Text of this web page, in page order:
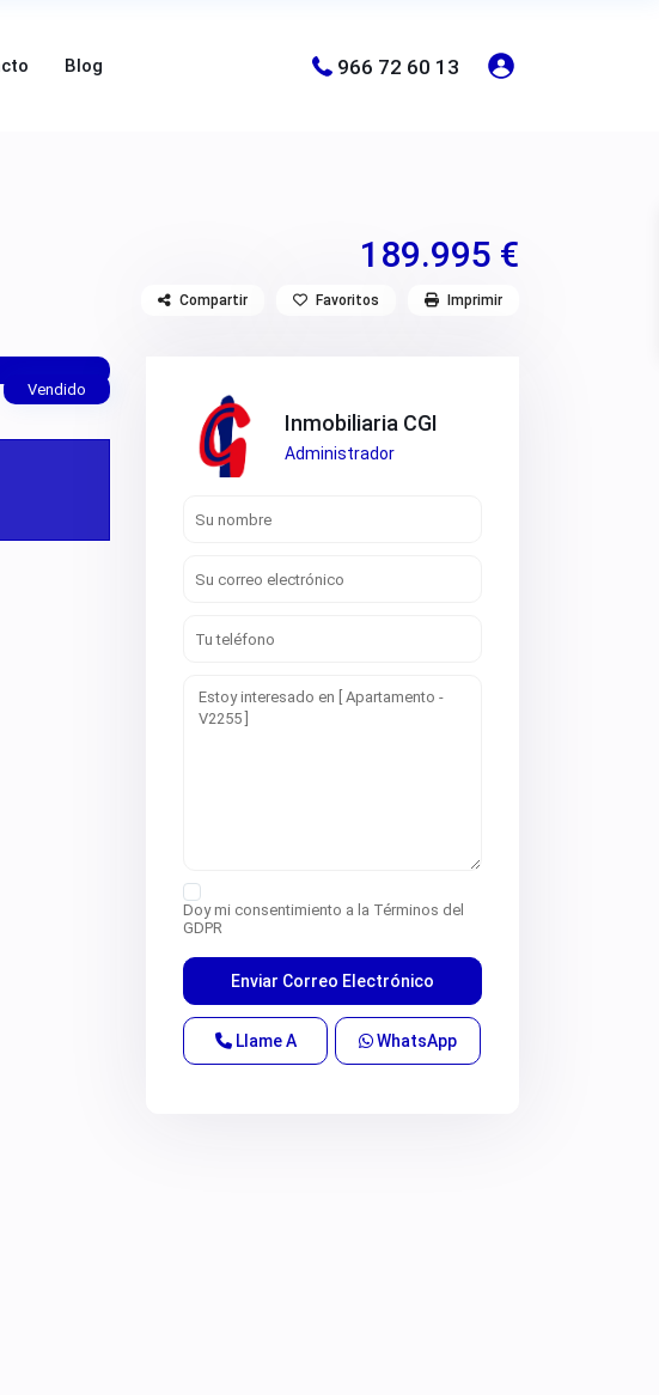
Blog 966 72 60 13
189.995 €
Compartir Favoritos Imprimir
Vendido
Inmobiliaria CGI
Administrador
Doy mi consentimiento a la Términos del
GDPR
Llame A WhatsApp